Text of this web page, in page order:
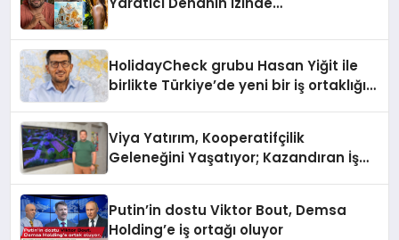
HolidayCheck grubu Hasan Yiğit ile
birlikte Türkiye’de yeni bir iş ortaklığı
Viya Yatırım, Kooperatifçilik
Geleneğini Yaşatıyor; Kazandıran İş
Putin’in dostu Viktor Bout, Demsa
Holding’e iş ortağı oluyor